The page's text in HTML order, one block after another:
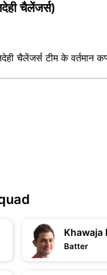
चैलेंजर्स)
चैलेंजर्स टीम के वर्तमान
Khawaja
Batter